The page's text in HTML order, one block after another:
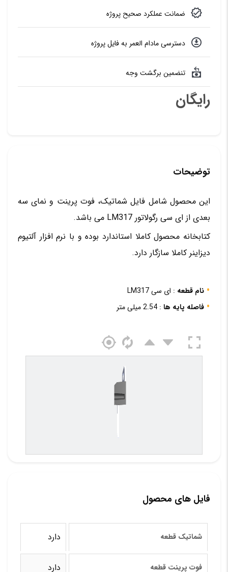
ضمانت عملکرد صحیح پروژه
دسترسی مادام العمر به فایل پروژه
تنضمین برگشت وجه
رایگان
توضیحات
این محصول شامل فایل شماتیک، فوت پرینت و نمای سه
بعدی از ای سی رگولاتور LM317 می باشد.
کتابخانه محصول کاملا استاندارد بوده و با نرم افزار آلتیوم
دیزاینر کاملا سازگار دارد.
نام قطعه : ای سی LM317
فاصله پایه ها : 2.54 میلی متر
فایل های محصول
شماتیک قطعه دارد
فوت پرینت قطعه دارد